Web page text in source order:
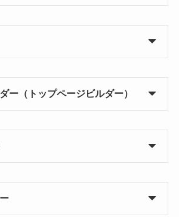
ー（トップページビルダー）